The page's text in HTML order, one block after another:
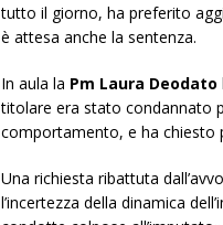
tutto il giorno, ha preferito
è attesa anche la sentenza.
In aula la Pm Laura Deodato
titolare era stato condannato
comportamento, e ha chiesto
Una richiesta ribattuta
l’incertezza della dinamica